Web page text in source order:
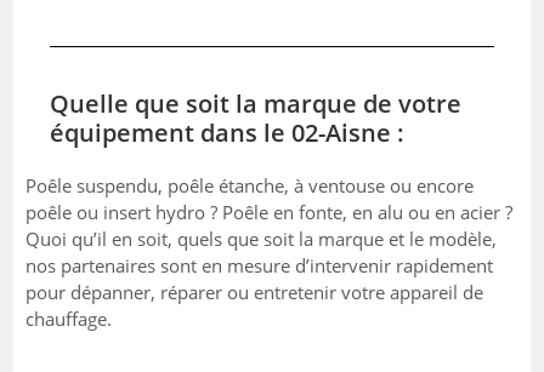
Quelle que soit la marque de votre
équipement dans le 02-Aisne :
Poêle suspendu, poêle étanche, à ventouse ou encore
poêle ou insert hydro ? Poêle en fonte, en alu ou en acier ?
Quoi qu’il en soit, quels que soit la marque et le modèle,
nos partenaires sont en mesure d’intervenir rapidement
pour dépanner, réparer ou entretenir votre appareil de
chauffage.